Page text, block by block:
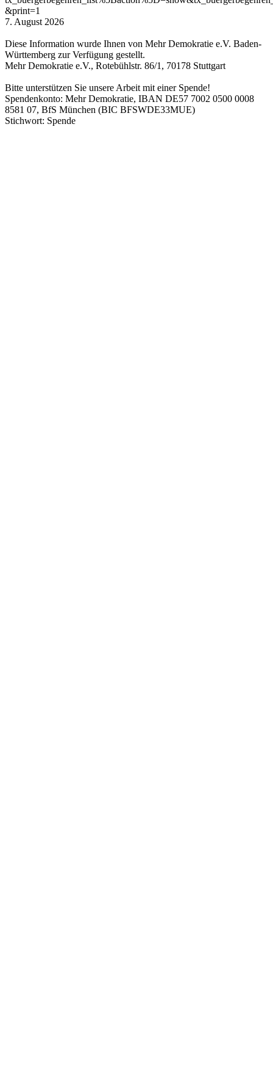
&print=1
7. August 2026
Diese Information wurde Ihnen von Mehr Demokratie e.V. Baden-
Württemberg zur Verfügung gestellt.
Mehr Demokratie e.V., Rotebühlstr. 86/1, 70178 Stuttgart
Bitte unterstützen Sie unsere Arbeit mit einer Spende!
Spendenkonto: Mehr Demokratie, IBAN DE57 7002 0500 0008
8581 07, BfS München (BIC BFSWDE33MUE)
Stichwort: Spende